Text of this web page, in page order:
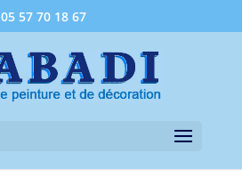
05 57 70 18 67